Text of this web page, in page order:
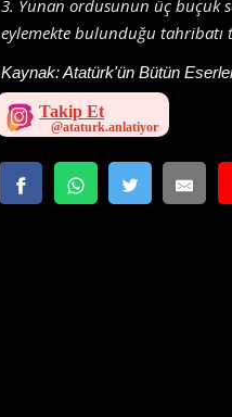
3. Yunan ordusunun üç buçuk
eylemekte bulunduğu
Kaynak:Atatürk'ün Bütün
Takip Et